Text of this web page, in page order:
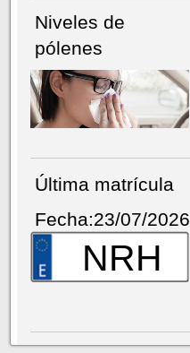
Niveles de
pólenes
Última matrícula
Fecha:23/07/2026
NRH